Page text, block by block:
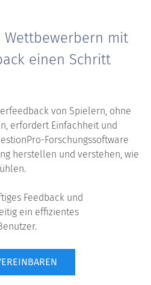
Wettbewerbern mit
einen Schritt
von Spielern, ohne
erfordert Einfachheit und
Forschungssoftware
herstellen und verstehen, wie
Feedback und
ein effizientes